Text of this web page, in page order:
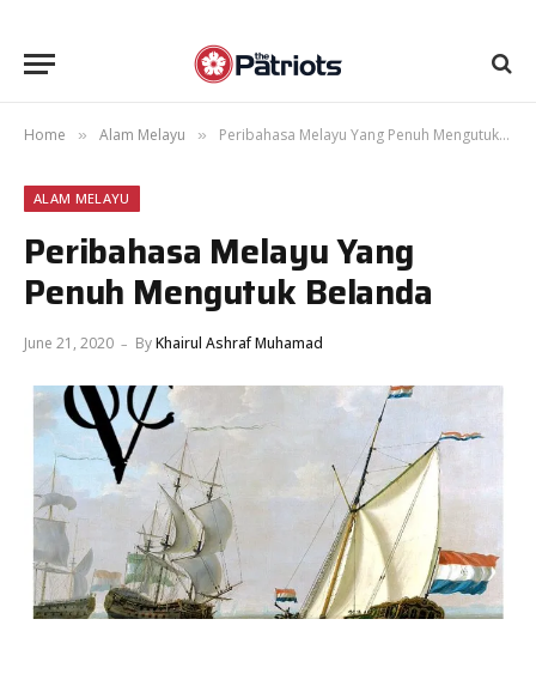
Home » Alam Melayu » Peribahasa Melayu Yang Penuh Mengutuk Belanda
ALAM MELAYU
Peribahasa Melayu Yang
Penuh Mengutuk Belanda
June 21, 2020 ByKhairul Ashraf Muhamad